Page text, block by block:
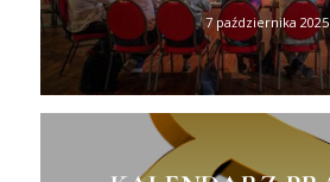
7 października 2025